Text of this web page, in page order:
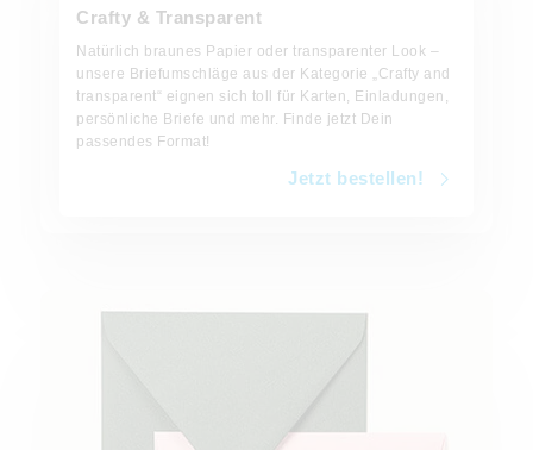
Crafty & Transparent
Natürlich braunes Papier oder transparenter Look –
unsere Briefumschläge aus der Kategorie „Crafty and
transparent“ eignen sich toll für Karten, Einladungen,
persönliche Briefe und mehr. Finde jetzt Dein
passendes Format!
Jetzt bestellen!